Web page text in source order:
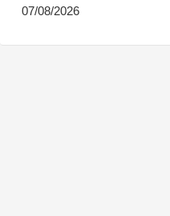
07/08/2026